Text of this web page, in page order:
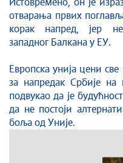
Истовремено, он је
отварања првих
корак напред, јер
западног Балкана у ЕУ.
Европска унија цени
за напредак Србије
подвукао да је
да не постоји
боља од Уније.